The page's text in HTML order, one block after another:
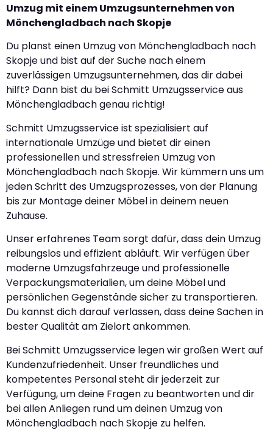
Umzug mit einem Umzugsunternehmen von
Mönchengladbach nach Skopje
Du planst einen Umzug von Mönchengladbach nach
Skopje und bist auf der Suche nach einem
zuverlässigen Umzugsunternehmen, das dir dabei
hilft? Dann bist du bei Schmitt Umzugsservice aus
Mönchengladbach genau richtig!
Schmitt Umzugsservice ist spezialisiert auf
internationale Umzüge und bietet dir einen
professionellen und stressfreien Umzug von
Mönchengladbach nach Skopje. Wir kümmern uns um
jeden Schritt des Umzugsprozesses, von der Planung
bis zur Montage deiner Möbel in deinem neuen
Zuhause.
Unser erfahrenes Team sorgt dafür, dass dein Umzug
reibungslos und effizient abläuft. Wir verfügen über
moderne Umzugsfahrzeuge und professionelle
Verpackungsmaterialien, um deine Möbel und
persönlichen Gegenstände sicher zu transportieren.
Du kannst dich darauf verlassen, dass deine Sachen in
bester Qualität am Zielort ankommen.
Bei Schmitt Umzugsservice legen wir großen Wert auf
Kundenzufriedenheit. Unser freundliches und
kompetentes Personal steht dir jederzeit zur
Verfügung, um deine Fragen zu beantworten und dir
bei allen Anliegen rund um deinen Umzug von
Mönchengladbach nach Skopje zu helfen.